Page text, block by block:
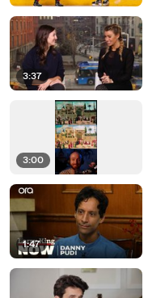
3:37
3:00
1:47